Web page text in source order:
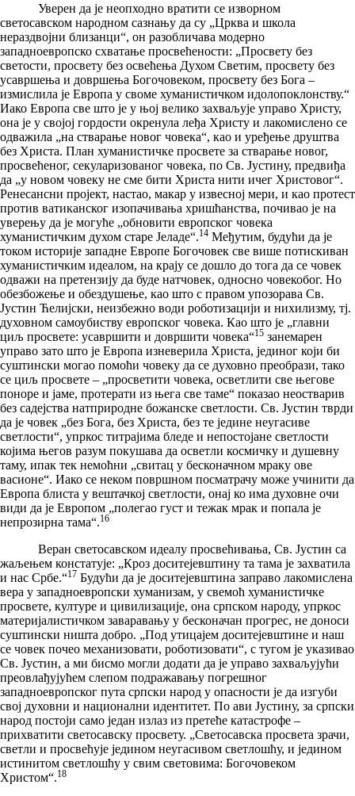
Уверен да је неопходно вратити се изворном
светосавском народном сазнању да су „Црква и школа
нераздвојни близанци“, он разобличава модерно
западноевропско схватање просвећености: „Просвету без
светости, просвету без освећења Духом Светим, просвету без
усавршења и довршења Богочовеком, просвету без Бога –
измислила је Европа у своме хуманистичком идолопоклонству.“
Иако Европа све што је у њој велико захваљује управо Христу,
она је у својој гордости окренула леђа Христу и лакомислено се
одважила „на стварање новог човека“, као и уређење друштва
без Христа. План хуманистичке просвете за стварање новог,
просвећеног, секуларизованог човека, по Св. Јустину, предвиђа
да „у новом човеку не сме бити Христа нити ичег Христовог“.
Ренесансни пројект, настао, макар у извесној мери, и као протест
против ватиканског изопачивања хришћанства, почивао је на
уверењу да је могуће „обновити европског човека
хуманистичким духом старе Јеладе“.14 Међутим, будући да је
током историје западне Европе Богочовек све више потискиван
хуманистичким идеалом, на крају се дошло до тога да се човек
одважи на претензију да буде натчовек, односно човекобог. Но
обезбожење и обездушење, као што с правом упозорава Св.
Јустин Ћелијски, неизбежно води роботизацији и нихилизму, тј.
духовном самоубиству европског човека. Као што је „главни
циљ просвете: усавршити и довршити човека“15 занемарен
управо зато што је Европа изневерила Христа, јединог који би
суштински могао помоћи човеку да се духовно преобрази, тако
се циљ просвете – „просветити човека, осветлити све његове
поноре и јаме, протерати из њега све таме“ показао неостварив
без садејства натприродне божанске светлости. Св. Јустин тврди
да је човек „без Бога, без Христа, без те једине неугасиве
светлости“, упркос титрајима бледе и непостојане светлости
којима његов разум покушава да осветли космичку и душевну
таму, ипак тек немоћни „свитац у бесконачном мраку ове
васионе“. Иако се неком површном посматрачу може учинити да
Европа блиста у вештачкој светлости, онај ко има духовне очи
види да је Европом „полегао густ и тежак мрак и попала је
непрозирна тама“.16
Веран светосавском идеалу просвећивања, Св. Јустин са
жаљењем констатује: „Кроз доситејевштину та тама је захватила
и нас Србе.“17 Будући да је доситејевштина заправо лакомислена
вера у западноевропски хуманизам, у свемоћ хуманистичке
просвете, културе и цивилизације, она српском народу, упркос
материјалистичком заваравању у бесконачан прогрес, не доноси
суштински ништа добро. „Под утицајем доситејевштине и наш
се човек почео механизовати, роботизовати“, с тугом је указивао
Св. Јустин, а ми бисмо могли додати да је управо захваљујући
преовлађујућем слепом подражавању погрешног
западноевропског пута српски народ у опасности је да изгуби
свој духовни и национални идентитет. По ави Јустину, за српски
народ постоји само један излаз из претеће катастрофе –
прихватити светосавску просвету. „Светосавска просвета зрачи,
светли и просвећује једином неугасивом светлошћу, и једином
истинитом светлошћу у свим световима: Богочовеком
Христом“.18